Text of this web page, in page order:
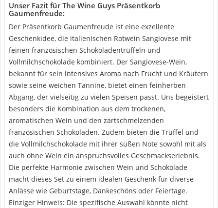
Unser Fazit für The Wine Guys Präsentkorb
Gaumenfreude:
Der Präsentkorb Gaumenfreude ist eine exzellente
Geschenkidee, die italienischen Rotwein Sangiovese mit
feinen französischen Schokoladentrüffeln und
Vollmilchschokolade kombiniert. Der Sangiovese-Wein,
bekannt für sein intensives Aroma nach Frucht und Kräutern
sowie seine weichen Tannine, bietet einen feinherben
Abgang, der vielseitig zu vielen Speisen passt. Uns begeistert
besonders die Kombination aus dem trockenen,
aromatischen Wein und den zartschmelzenden
französischen Schokoladen. Zudem bieten die Trüffel und
die Vollmilchschokolade mit ihrer süßen Note sowohl mit als
auch ohne Wein ein anspruchsvolles Geschmackserlebnis.
Die perfekte Harmonie zwischen Wein und Schokolade
macht dieses Set zu einem idealen Geschenk für diverse
Anlässe wie Geburtstage, Dankeschöns oder Feiertage.
Einziger Hinweis: Die spezifische Auswahl könnte nicht